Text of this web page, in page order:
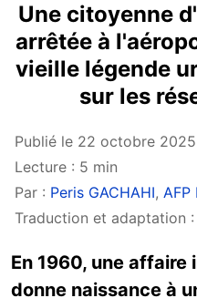
Une citoyenne
arrêtée à
vieille légende
sur les
Publié le 22 octobre 2025
Lecture : 5 min
Par : Peris GACHAHI, AFP
Traduction et adaptation :
En 1960, une affaire
donne naissance à